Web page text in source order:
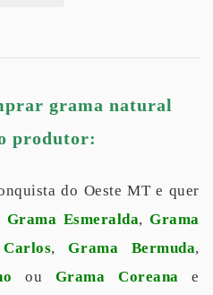
grama natural
produtor:
do Oeste MT e quer
Grama Esmeralda,Grama
,Grama Bermuda,
ou Grama Coreana
e